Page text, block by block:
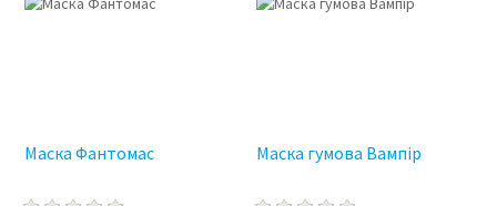
Маска Фантомас Маска гумова Вампір